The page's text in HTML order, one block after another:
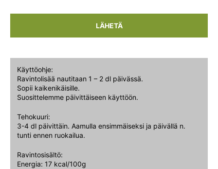
Käyttöohje:
Ravintolisää nautitaan 1 – 2 dl päivässä.
Sopii kaikenikäisille.
Suosittelemme päivittäiseen käyttöön.
Tehokuuri:
3-4 dl päivittäin. Aamulla ensimmäiseksi ja päivällä n.
tunti ennen ruokailua.
Ravintosisältö:
Energia: 17 kcal/100g